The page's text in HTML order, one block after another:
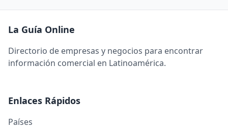
La Guía Online
Directorio de empresas y negocios para encontrar
información comercial en Latinoamérica.
Enlaces Rápidos
Países